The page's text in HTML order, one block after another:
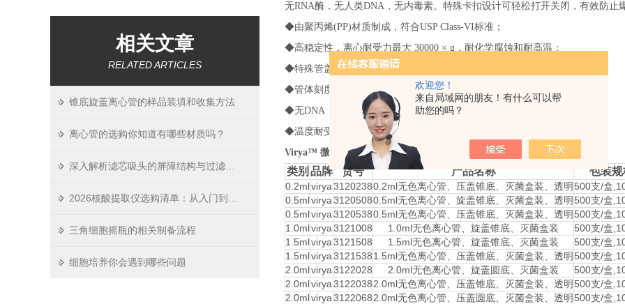
欢迎您！
来自局域网的朋友！有什么可以帮
助您的吗？
相关文章
RELATED ARTICLES
锥底旋盖离心管的样品装填和收集方法
离心管的选购你知道有哪些材质吗？
三角细胞摇瓶的相关制备流程
细胞培养你会遇到哪些问题
无RNA酶，无人类DNA，无内毒素。特殊卡扣设计可轻松打开关闭，有效防
◆由聚丙烯(PP)材质制成，符合USP Class-VI标准；
◆高稳定性，离心耐受力最大 30000 × g，耐化学腐蚀和耐高温；
◆特殊管盖卡扣设计，有效防止爆盖；
◆管体刻度清晰、准确，便于体积读取；
◆无DNA，无RNA酶，无人类DNA，无内毒素；
◆温度耐受保证：可耐受温度 –80˚C 至 120˚C。
Virya™ 微量离心管 聚丙烯：
类别 品牌 货号 产品名称 包装规
0.2mlvirya31202380.2ml无色离心管、压盖锥底、灭菌盒装、透明500支/盒
0.5mlvirya31205080.5ml无色离心管、旋盖锥底、灭菌盒装、透明500支/盒
0.5mlvirya31205380.5ml无色离心管、压盖锥底、灭菌盒装、透明500支/盒
1.0mlvirya3121008 1.0ml无色离心管、旋盖锥底、灭菌盒装
500支/盒
1.5mlvirya3121508 1.5ml无色离心管、旋盖锥底、灭菌盒装
500支/盒
1.5mlvirya31215381.5ml无色离心管、压盖锥底、灭菌盒装、透明500支/盒
2.0mlvirya3122028 2.0ml无色离心管、旋盖圆底、灭菌盒装
500支/盒
2.0mlvirya31220382.0ml无色离心管、压盖锥底、灭菌盒装、透明500支/盒
2.0mlvirya31220682.0ml无色离心管、压盖圆底、灭菌盒装、透明500支/盒